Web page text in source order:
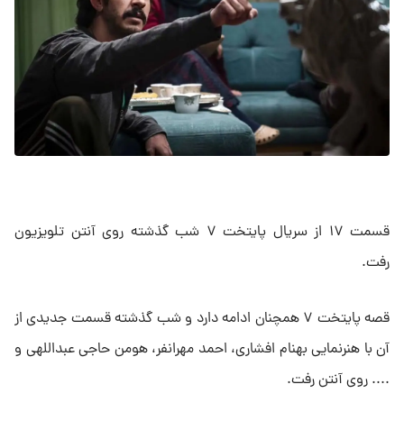
قسمت ۱۷ از سریال پایتخت ۷ شب گذشته روی آنتن تلویزیون
رفت.
قصه پایتخت ۷ همچنان ادامه دارد و شب گذشته قسمت جدیدی از
آن با هنرنمایی بهنام افشاری، احمد مهرانفر، هومن حاجی عبداللهی و
.... روی آنتن رفت.